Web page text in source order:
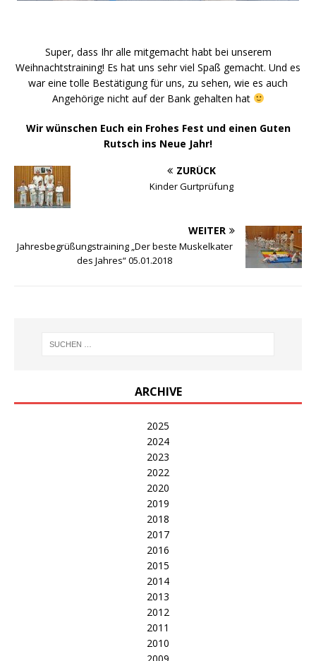
Super, dass Ihr alle mitgemacht habt bei unserem
Weihnachtstraining! Es hat uns sehr viel Spaß gemacht. Und es
war eine tolle Bestätigung für uns, zu sehen, wie es auch
Angehörige nicht auf der Bank gehalten hat
Wir wünschen Euch ein Frohes Fest und einen Guten
Rutsch ins Neue Jahr!
ZURÜCK
Kinder Gurtprüfung
WEITER
Jahresbegrüßungstraining „Der beste Muskelkater
des Jahres“ 05.01.2018
ARCHIVE
2025
2024
2023
2022
2020
2019
2018
2017
2016
2015
2014
2013
2012
2011
2010